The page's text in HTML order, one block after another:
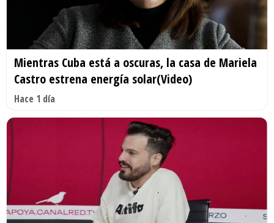
Mientras Cuba está a oscuras, la casa de Mariela
Castro estrena energía solar(Video)
Hace 1 día